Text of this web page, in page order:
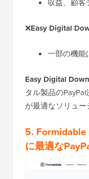
収益、顧客
❌Easy Digital
一部の機能
Easy Digital
タル製品の
が最適なソリュー
5.
に最適な